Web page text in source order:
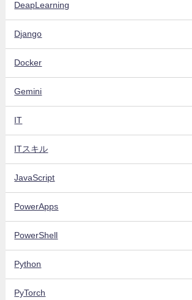
DeapLearning
Django
Docker
Gemini
IT
ITスキル
JavaScript
PowerApps
PowerShell
Python
PyTorch